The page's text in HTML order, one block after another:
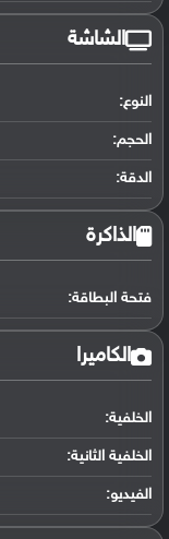
الشاشة
النوع:
الحجم:
الدقة:
الذاكرة
فتحة البطاقة:
الكاميرا
الخلفية:
الخلفية الثانية:
الفيديو: